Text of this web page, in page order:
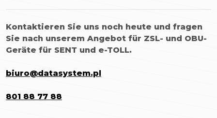
Kontaktieren Sie uns noch heute und fragen
Sie nach unserem Angebot für ZSL- und OBU-
Geräte für SENT und e-TOLL.
biuro@datasystem.pl
801 88 77 88